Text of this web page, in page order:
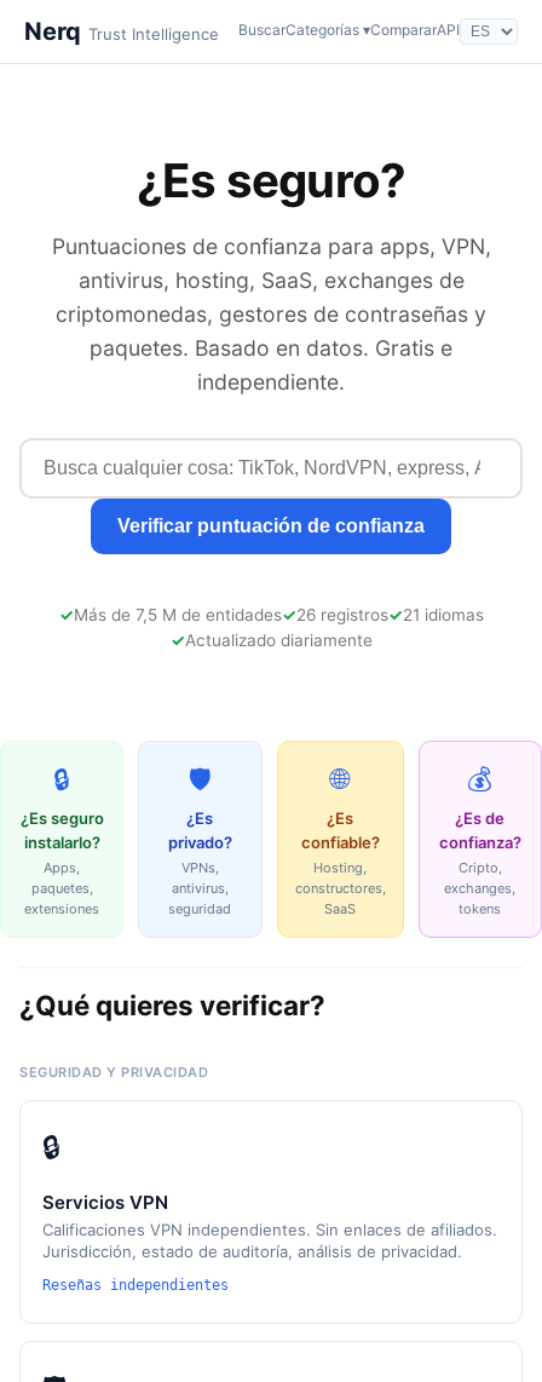
Nerq Trust Intelligence BuscarCategorías ▾CompararAPI
¿Es seguro?
Puntuaciones de confianza para apps, VPN,
antivirus, hosting, SaaS, exchanges de
criptomonedas, gestores de contraseñas y
paquetes. Basado en datos. Gratis e
independiente.
Verificar puntuación de confianza
Más de 7,5 M de entidades 26 registros
21 idiomas
Actualizado diariamente
🔒
¿Es seguro
instalarlo?
Apps,
paquetes,
extensiones
🛡
¿Es
privado?
VPNs,
antivirus,
seguridad
🌐
¿Es
confiable?
Hosting,
constructores,
SaaS
💰
¿Es de
confianza?
Cripto,
exchanges,
tokens
¿Qué quieres verificar?
SEGURIDAD Y PRIVACIDAD
🔒
Servicios VPN
Calificaciones VPN independientes. Sin enlaces de afiliados.
Jurisdicción, estado de auditoría, análisis de privacidad.
Reseñas independientes